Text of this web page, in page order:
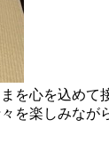
を心を込め
を楽しみな